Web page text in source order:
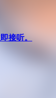
接听。